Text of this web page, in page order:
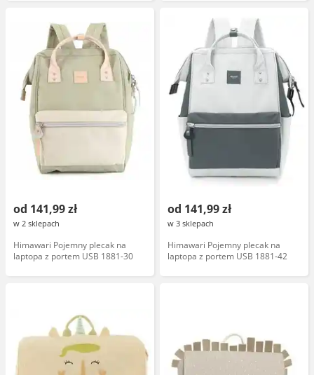
od 141,99 zł
w 2 sklepach
Himawari Pojemny plecak na
laptopa z portem USB 1881-30
od 141,99 zł
w 3 sklepach
Himawari Pojemny plecak na
laptopa z portem USB 1881-42